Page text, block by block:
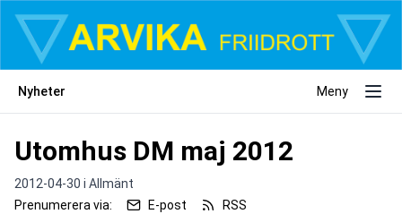
Nyheter Meny
Utomhus DM maj 2012
2012-04-30 i Allmänt
Prenumerera via:
E-post RSS